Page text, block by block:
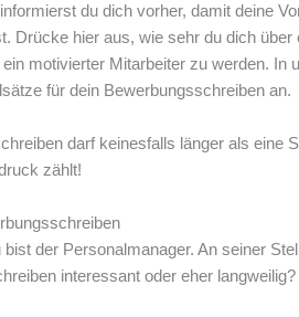
du dich vorher, damit deine
Drücke hier aus, wie sehr du dich
motivierter Mitarbeiter zu werden. In
für dein Bewerbungsschreiben an.
darf keinesfalls länger als eine
zählt!
bist der Personalmanager. An seiner
interessant oder eher